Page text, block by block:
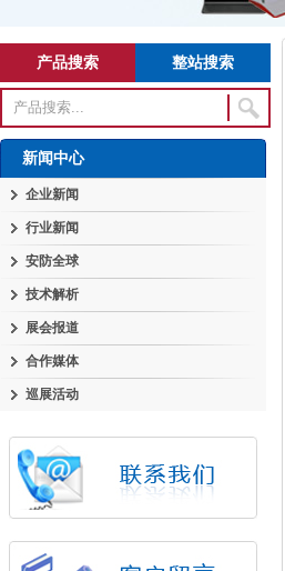
产品搜索 整站搜索
新闻中心
企业新闻
行业新闻
安防全球
技术解析
展会报道
合作媒体
巡展活动